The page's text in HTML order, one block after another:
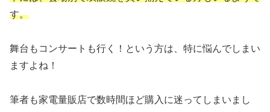
す。
舞台もコンサートも行く！という方は、特に悩んでしまい
ますよね！
筆者も家電量販店で数時間ほど購入に迷ってしまいまし